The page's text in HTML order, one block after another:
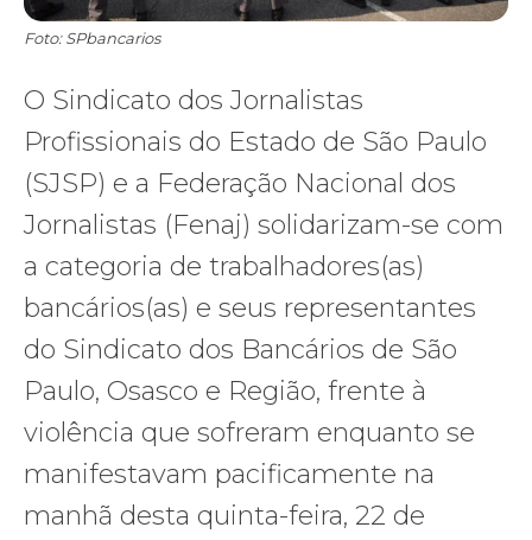
Foto: SPbancarios
O Sindicato dos Jornalistas
Profissionais do Estado de São Paulo
(SJSP) e a Federação Nacional dos
Jornalistas (Fenaj) solidarizam-se com
a categoria de trabalhadores(as)
bancários(as) e seus representantes
do Sindicato dos Bancários de São
Paulo, Osasco e Região, frente à
violência que sofreram enquanto se
manifestavam pacificamente na
manhã desta quinta-feira, 22 de